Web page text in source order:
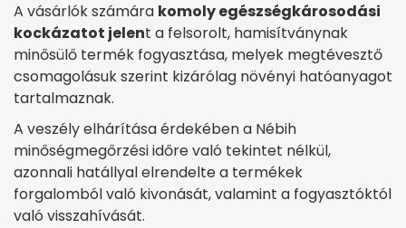
A vásárlók számára komoly egészségkárosodási
kockázatot jelent a felsorolt, hamisítványnak
minősülő termék fogyasztása, melyek megtévesztő
csomagolásuk szerint kizárólag növényi hatóanyagot
tartalmaznak.
A veszély elhárítása érdekében a Nébih
minőségmegőrzési időre való tekintet nélkül,
azonnali hatállyal elrendelte a termékek
forgalomból való kivonását, valamint a fogyasztóktól
való visszahívását.